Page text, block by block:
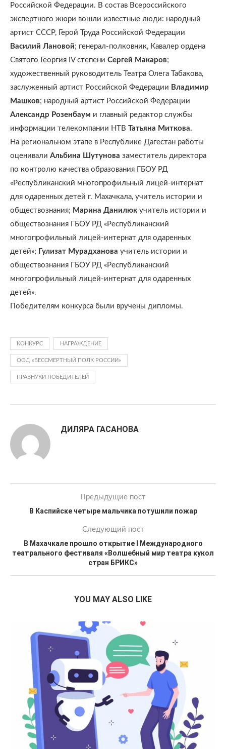
Российской Федерации. В состав Всероссийского
экспертного жюри вошли известные люди: народный
артист СССР, Герой Труда Российской Федерации
Василий Лановой; генерал-полковник, Кавалер ордена
Святого Георгия IV степени Сергей Макаров;
художественный руководитель Театра Олега Табакова,
заслуженный артист Российской Федерации Владимир
Машков; народный артист Российской Федерации
Александр Розенбаум и главный редактор службы
информации телекомпании НТВ Татьяна Миткова.
На региональном этапе в Республике Дагестан работы
оценивали Альбина Шутунова заместитель директора
по контролю качества образования ГБОУ РД
«Республиканский многопрофильный лицей-интернат
для одаренных детей г. Махачкала, учитель истории и
обществознания; Марина Данилюк учитель истории и
обществознания ГБОУ РД «Республиканский
многопрофильный лицей-интернат для одаренных
детей»; Гулизат Мурадханова учитель истории и
обществознания ГБОУ РД «Республиканский
многопрофильный лицей-интернат для одаренных
детей».
Победителям конкурса были вручены дипломы.
КОНКУРС НАГРАЖДЕНИЕ
ООД «БЕССМЕРТНЫЙ ПОЛК РОССИИ»
ПРАВНУКИ ПОБЕДИТЕЛЕЙ
ДИЛЯРА ГАСАНОВА
Предыдущие пост
В Каспийске четыре мальчика потушили пожар
Следующий пост
В Махачкале прошло открытие I Международного
театрального фестиваля «Волшебный мир театра кукол
стран БРИКС»
YOU MAY ALSO LIKE